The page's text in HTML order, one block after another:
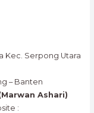
Kec. Serpong Utara
– Banten
Ashari)
: